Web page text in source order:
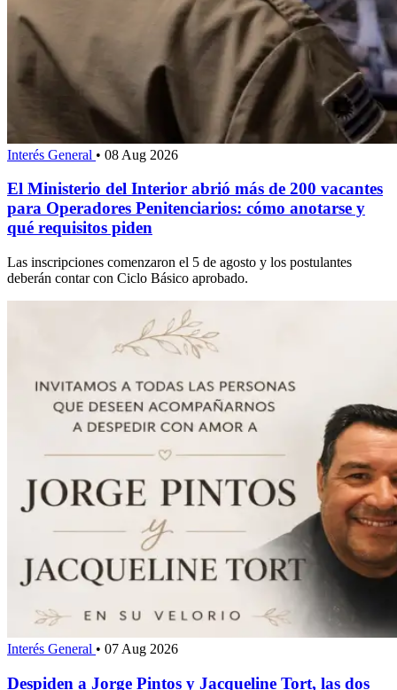
Interés General • 08 Aug 2026
El Ministerio del Interior abrió más de 200 vacantes
para Operadores Penitenciarios: cómo anotarse y
qué requisitos piden
Las inscripciones comenzaron el 5 de agosto y los postulantes
deberán contar con Ciclo Básico aprobado.
Interés General • 07 Aug 2026
Despiden a Jorge Pintos y Jacqueline Tort, las dos